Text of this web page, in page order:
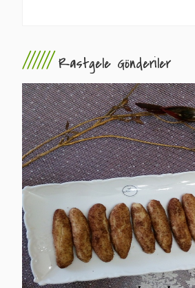
////// Rastgele Gönderiler